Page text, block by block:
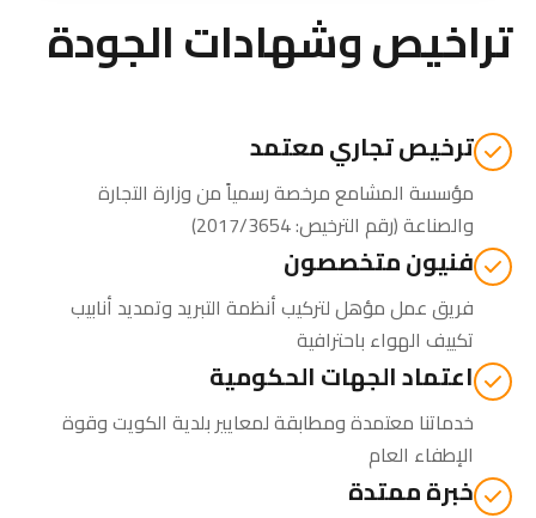
تراخيص وشهادات الجودة
ترخيص تجاري معتمد
مؤسسة المشامع مرخصة رسمياً من وزارة التجارة
والصناعة (رقم الترخيص: 2017/3654)
فنيون متخصصون
فريق عمل مؤهل لتركيب أنظمة التبريد وتمديد أنابيب
تكييف الهواء باحترافية
اعتماد الجهات الحكومية
خدماتنا معتمدة ومطابقة لمعايير بلدية الكويت وقوة
الإطفاء العام
خبرة ممتدة